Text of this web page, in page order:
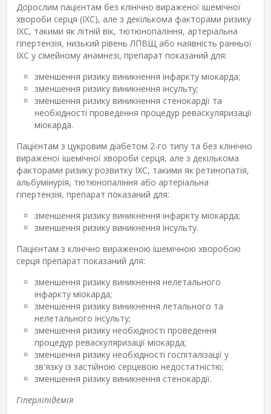
Дорослим пацієнтам без клінічно вираженої ішемічної
хвороби серця (ІХС), але з декількома факторами ризику
ІХС, такими як літній вік, тютюнопаління, артеріальна
гіпертензія, низький рівень ЛПВЩ або наявність ранньої
ІХС у сімейному анамнезі, препарат показаний для:
зменшення ризику виникнення інфаркту міокарда;
зменшення ризику виникнення інсульту;
зменшення ризику виникнення стенокардії та
необхідності проведення процедур реваскуляризації
міокарда.
Пацієнтам з цукровим діабетом 2-го типу та без клінічно
вираженої ішемічної хвороби серця, але з декількома
факторами ризику розвитку ІХС, такими як ретинопатія,
альбумінурія, тютюнопаління або артеріальна
гіпертензія, препарат показаний для:
зменшення ризику виникнення інфаркту міокарда;
зменшення ризику виникнення інсульту.
Пацієнтам з клінічно вираженою ішемічною хворобою
серця препарат показаний для:
зменшення ризику виникнення нелетального
інфаркту міокарда;
зменшення ризику виникнення летального та
нелетального інсульту;
зменшення ризику необхідності проведення
процедур реваскуляризації міокарда;
зменшення ризику необхідності госпіталізації у
зв'язку із застійною серцевою недостатністю;
зменшення ризику виникнення стенокардії.
Гіперліпідемія